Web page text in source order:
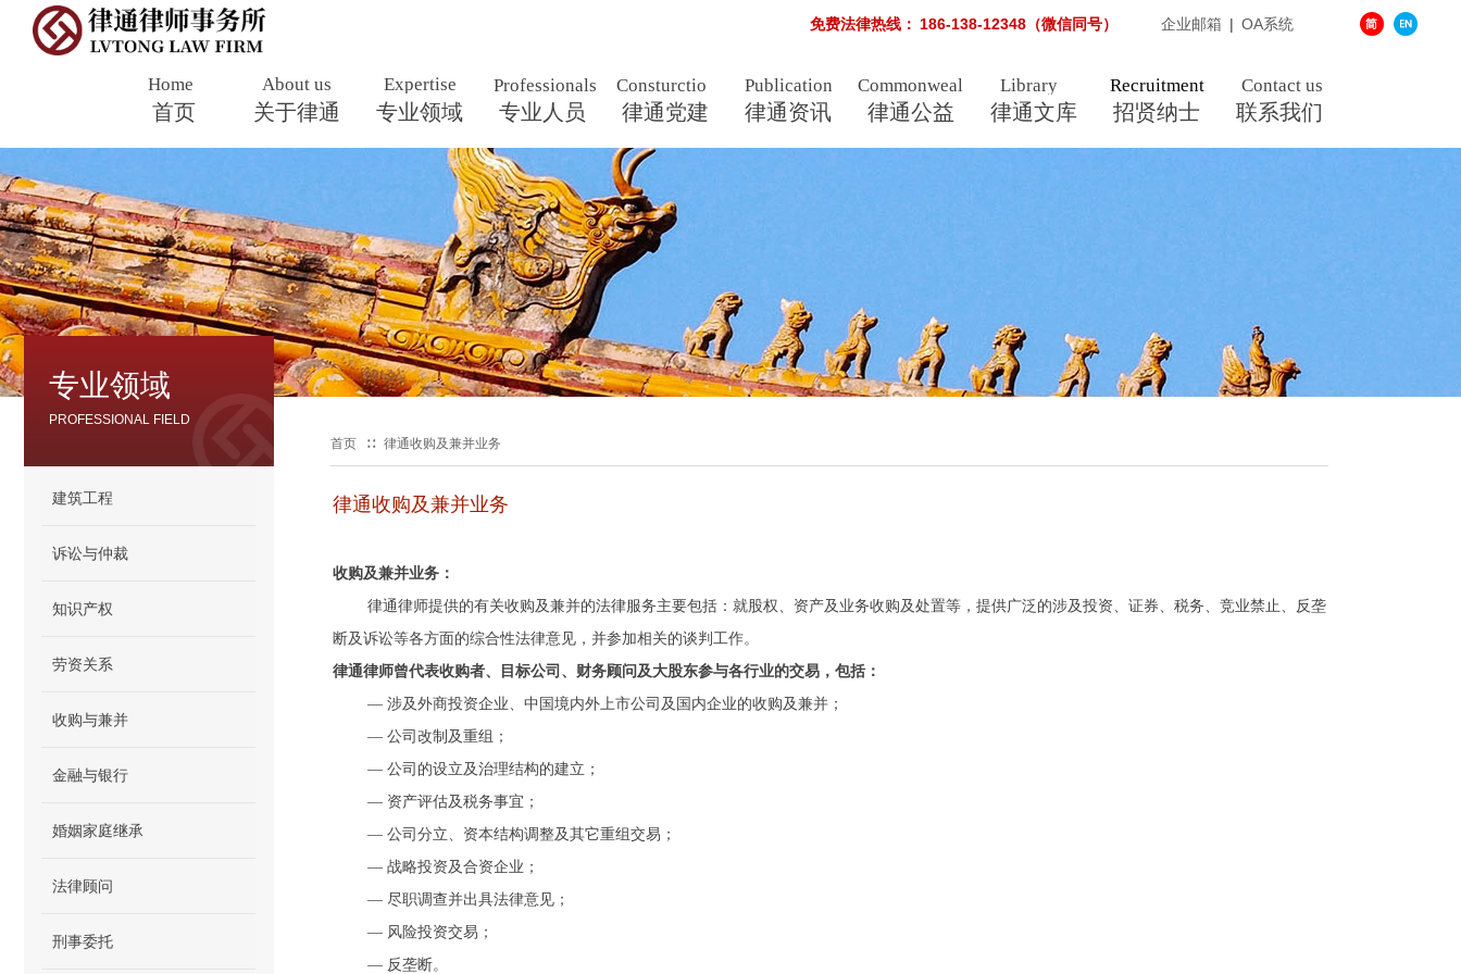
免费法律热线： 186-138-12348（微信同号） 企业邮箱 | OA系统
Library
About us Expertise
Home
​
首页 关于律通 专业领域 专业人员 律通党建 律通资讯 律通公益 律通文库 招贤纳士 联系我们
Commonweal
Professionals
Publication
s
Contact us
Recruitment
Consturctio
n
建筑工程
诉讼与仲裁
知识产权
劳资关系
收购与兼并
金融与银行
婚姻家庭继承
法律顾问
刑事委托
专业领域
PROFESSIONAL FIELD
首页
∷ 律通收购及兼并业务
律通收购及兼并业务
收购及兼并业务：
律通律师提供的有关收购及兼并的法律服务主要包括：就股权、资产及业务收购及处置等，提供广泛的涉及投资、证券、税务、竞业禁止、反垄
断及诉讼等各方面的综合性法律意见，并参加相关的谈判工作。
律通律师曾代表收购者、目标公司、财务顾问及大股东参与各行业的交易，包括：
— 涉及外商投资企业、中国境内外上市公司及国内企业的收购及兼并；
— 公司改制及重组；
— 公司的设立及治理结构的建立；
— 资产评估及税务事宜；
— 公司分立、资本结构调整及其它重组交易；
— 战略投资及合资企业；
— 尽职调查并出具法律意见；
— 风险投资交易；
— 反垄断。